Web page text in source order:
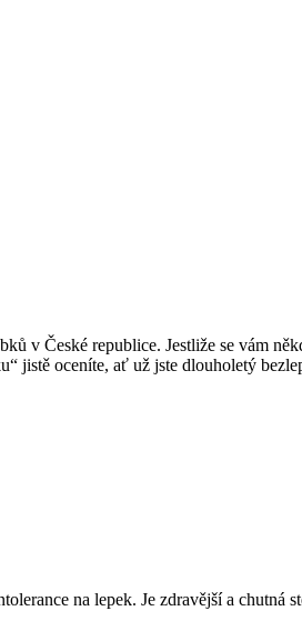
v České republice. Jestliže se vám
jistě oceníte, ať už jste dlouholetý
na lepek. Je zdravější a chutná